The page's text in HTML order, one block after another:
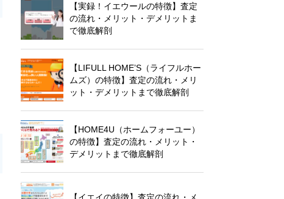
【実録！イエウールの特徴】査定
の流れ・メリット・デメリットま
で徹底解剖
【LIFULL HOME’S（ライフルホー
ムズ）の特徴】査定の流れ・メリ
ット・デメリットまで徹底解剖
【HOME4U（ホームフォーユー）
の特徴】査定の流れ・メリット・
デメリットまで徹底解剖